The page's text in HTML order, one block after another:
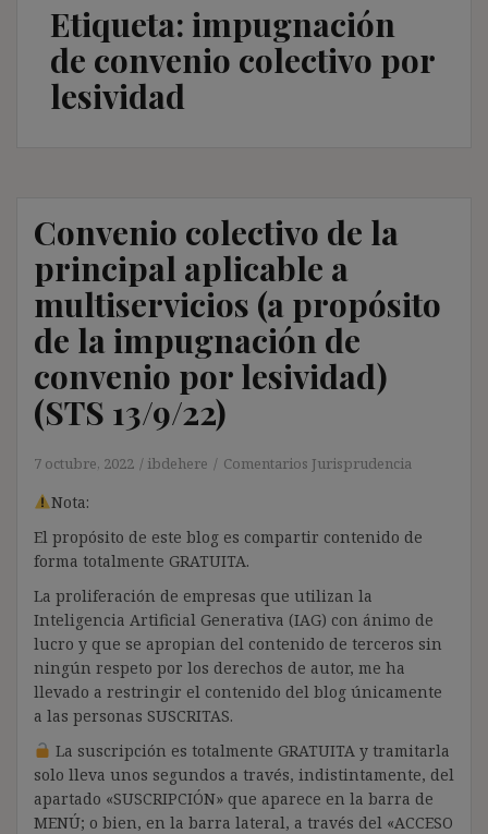
Etiqueta: impugnación
de convenio colectivo por
lesividad
Convenio colectivo de la
principal aplicable a
multiservicios (a propósito
de la impugnación de
convenio por lesividad)
(STS 13/9/22)
7 octubre, 2022 ibdehere Comentarios Jurisprudencia
Nota:
El propósito de este blog es compartir contenido de
forma totalmente GRATUITA.
La proliferación de empresas que utilizan la
Inteligencia Artificial Generativa (IAG) con ánimo de
lucro y que se apropian del contenido de terceros sin
ningún respeto por los derechos de autor, me ha
llevado a restringir el contenido del blog únicamente
a las personas SUSCRITAS.
La suscripción es totalmente GRATUITA y tramitarla
solo lleva unos segundos a través, indistintamente, del
apartado «SUSCRIPCIÓN» que aparece en la barra de
MENÚ; o bien, en la barra lateral, a través del «ACCESO